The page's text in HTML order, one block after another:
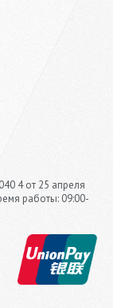
4 от 25 апреля
работы: 09:00-